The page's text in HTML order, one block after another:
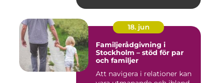
18. jun
Familjerådgivning i
Stockholm – stöd för par
och familjer
Att navigera i relationer kan